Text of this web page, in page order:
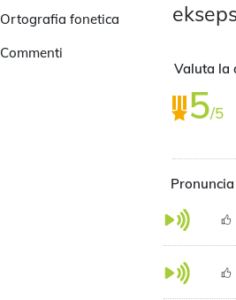
Ortografia fonetica
Commenti
Valuta la
5/5